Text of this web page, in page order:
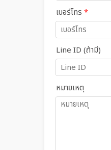
เบอร์โทร *
Line ID (ถ้ามี)
หมายเหตุ